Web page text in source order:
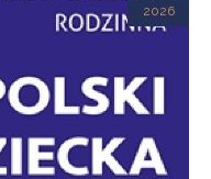
2026